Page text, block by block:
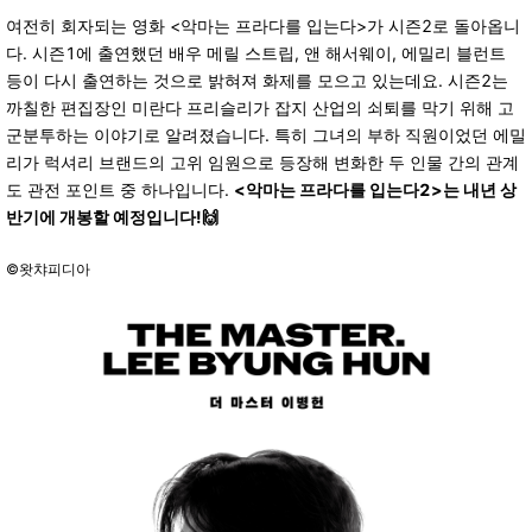
여전히 회자되는 영화 <악마는 프라다를 입는다>가 시즌2로 돌아옵니
다. 시즌1에 출연했던 배우 메릴 스트립, 앤 해서웨이, 에밀리 블런트
등이 다시 출연하는 것으로 밝혀져 화제를 모으고 있는데요. 시즌2는
까칠한 편집장인 미란다 프리슬리가 잡지 산업의 쇠퇴를 막기 위해 고
군분투하는 이야기로 알려졌습니다. 특히 그녀의 부하 직원이었던 에밀
리가 럭셔리 브랜드의 고위 임원으로 등장해 변화한 두 인물 간의 관계
도 관전 포인트 중 하나입니다. <악마는 프라다를 입는다2>는 내년 상
반기에 개봉할 예정입니다!🙌
©왓챠피디아